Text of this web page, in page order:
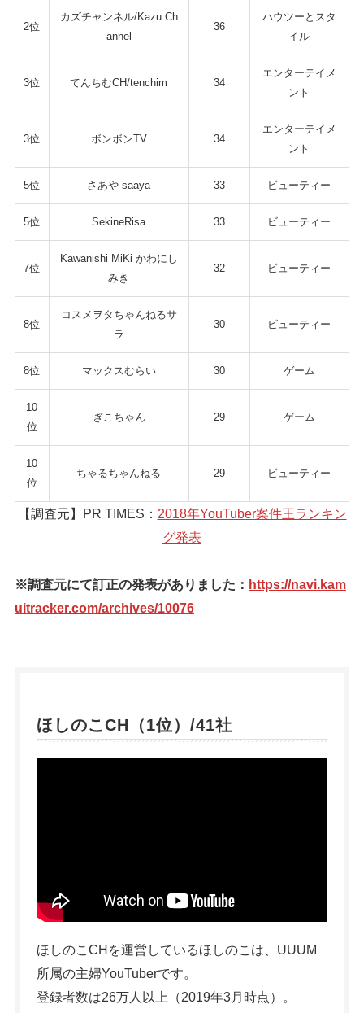
2位
カズチャンネル/Kazu Ch
annel
36
ハウツーとスタ
イル
3位 てんちむCH/tenchim 34
エンターテイメ
ント
3位 ボンボンTV 34
エンターテイメ
ント
5位 さあや saaya 33 ビューティー
5位 SekineRisa 33 ビューティー
7位
Kawanishi MiKi かわにし
みき
32 ビューティー
8位
コスメヲタちゃんねるサ
ラ
30 ビューティー
8位 マックスむらい 30 ゲーム
10
位
ぎこちゃん 29 ゲーム
10
位
ちゃるちゃんねる 29 ビューティー
【調査元】PR TIMES： 2018年YouTuber案件王ランキン
グ発表
※調査元にて訂正の発表がありました： https://navi.kam
uitracker.com/archives/10076
ほしのこCH（1位）/41社
ほしのこCHを運営しているほしのこは、UUUM
所属の主婦YouTuberです。
登録者数は26万人以上（2019年3月時点）。